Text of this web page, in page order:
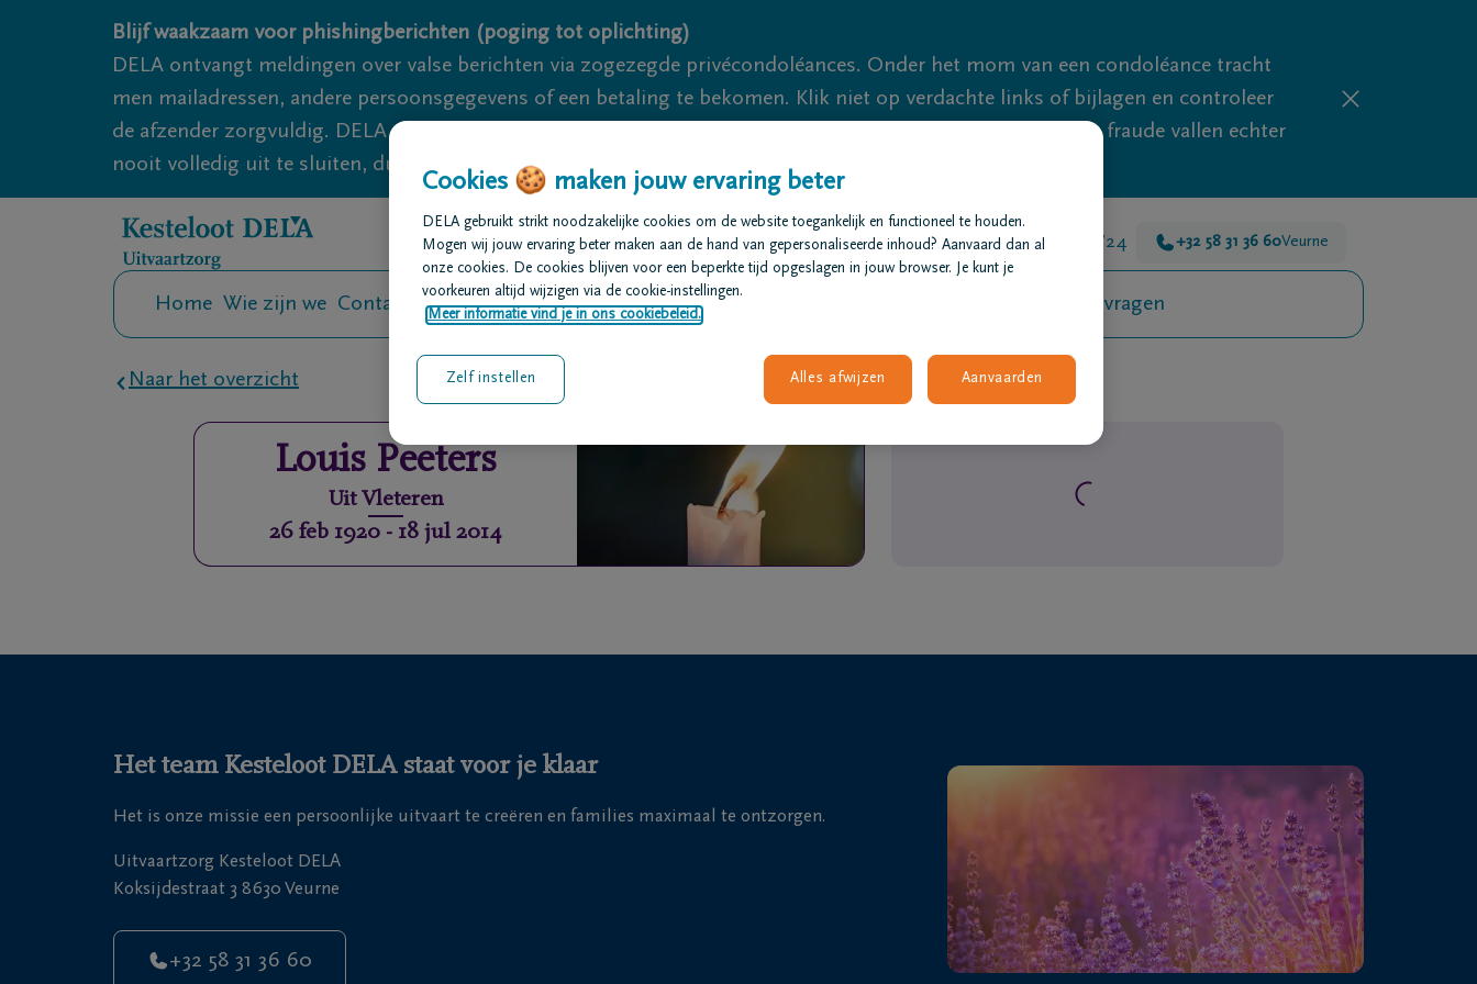
Overslaan en naar inhoud gaan
Blijf waakzaam voor phishingberichten (poging tot oplichting)
DELA ontvangt meldingen over valse berichten via zogezegde privécondoléances. Onder het mom van een condoléance tracht
men mailadressen, andere persoonsgegevens of een betaling te bekomen. Klik niet op verdachte links of bijlagen en controleer
de afzender zorgvuldig. DELA onderneemt meerdere acties om dit te voorkomen. Pogingen tot phishing en fraude vallen echter
nooit volledig uit te sluiten, dus blijf waakzaam.
We zijn er voor je 24u/24 +32 58 31 36 60Veurne
Home Wie zijn we Contact Uitvaart regelen Overlijdensberichten Veelgestelde vragen
Naar het overzicht
Louis Peeters
Uit Vleteren
26 feb 1920 - 18 jul 2014
Het team Kesteloot DELA staat voor je klaar
Het is onze missie een persoonlijke uitvaart te creëren en families maximaal te ontzorgen.
Uitvaartzorg Kesteloot DELA
Koksijdestraat 3 8630 Veurne
+32 58 31 36 60
Cookies 🍪 maken jouw ervaring beter
DELA gebruikt strikt noodzakelijke cookies om de website toegankelijk en functioneel te houden.
Mogen wij jouw ervaring beter maken aan de hand van gepersonaliseerde inhoud? Aanvaard dan al
onze cookies. De cookies blijven voor een beperkte tijd opgeslagen in jouw browser. Je kunt je
voorkeuren altijd wijzigen via de cookie-instellingen.
Meer informatie vind je in ons cookiebeleid.
Alles afwijzen Aanvaarden
Zelf instellen